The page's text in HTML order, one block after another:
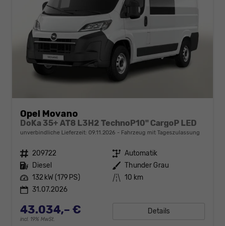
Opel Movano
DoKa 35+ AT8 L3H2 TechnoP10" CargoP LED
unverbindliche Lieferzeit: 09.11.2026 Fahrzeug mit Tageszulassung
Fahrzeugnr. 209722 Getriebe Automatik
Kraftstoff Diesel Außenfarbe Thunder Grau
Leistung 132 kW (179 PS) Kilometerstand 10 km
31.07.2026
43.034,– €
incl. 19% MwSt.
Details